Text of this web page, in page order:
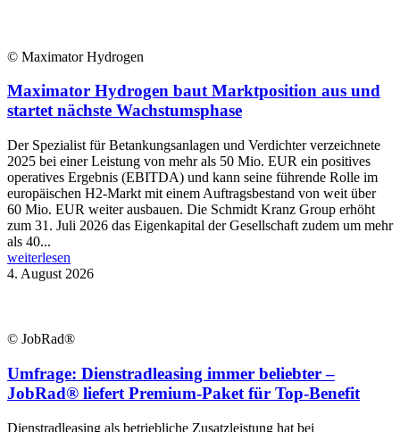
© Maximator Hydrogen
Maximator Hydrogen baut Marktposition aus und
startet nächste Wachstumsphase
Der Spezialist für Betankungsanlagen und Verdichter verzeichnete
2025 bei einer Leistung von mehr als 50 Mio. EUR ein positives
operatives Ergebnis (EBITDA) und kann seine führende Rolle im
europäischen H2-Markt mit einem Auftragsbestand von weit über
60 Mio. EUR weiter ausbauen. Die Schmidt Kranz Group erhöht
zum 31. Juli 2026 das Eigenkapital der Gesellschaft zudem um mehr
als 40...
weiterlesen
4. August 2026
© JobRad®
Umfrage: Dienstradleasing immer beliebter –
JobRad® liefert Premium-Paket für Top-Benefit
Dienstradleasing als betriebliche Zusatzleistung hat bei